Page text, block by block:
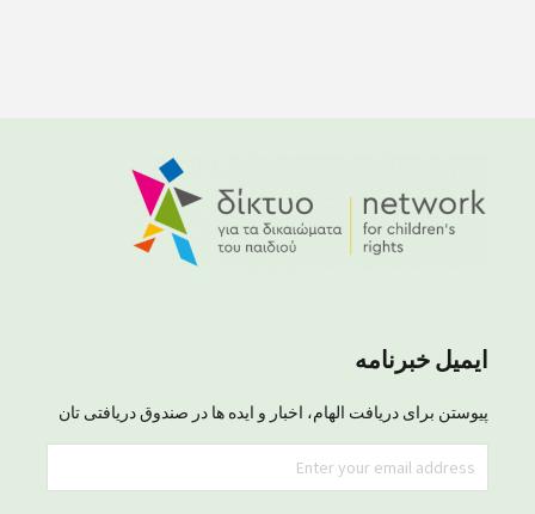
ایمیل خبرنامه
پیوستن برای دریافت الهام، اخبار و ایده ها در صندوق دریافتی تان